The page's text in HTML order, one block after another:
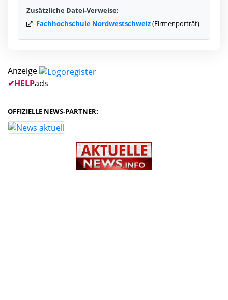
Zusätzliche Datei-Verweise:
Fachhochschule Nordwestschweiz(Firmenporträt)
Anzeige
✔HELPads
OFFIZIELLE NEWS-PARTNER: